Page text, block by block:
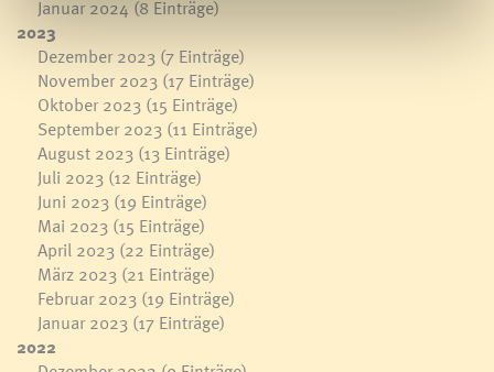
Januar 2024 (8 Einträge)
2023
Dezember 2023 (7 Einträge)
November 2023 (17 Einträge)
Oktober 2023 (15 Einträge)
September 2023 (11 Einträge)
August 2023 (13 Einträge)
Juli 2023 (12 Einträge)
Juni 2023 (19 Einträge)
Mai 2023 (15 Einträge)
April 2023 (22 Einträge)
März 2023 (21 Einträge)
Februar 2023 (19 Einträge)
Januar 2023 (17 Einträge)
2022